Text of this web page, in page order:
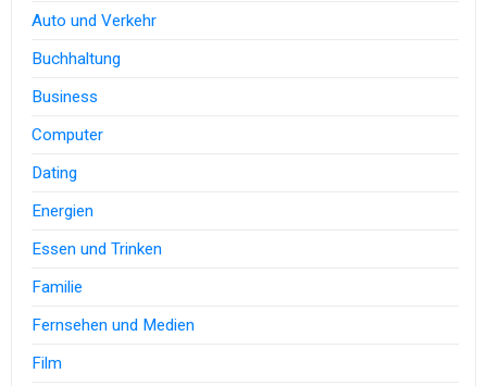
Auto und Verkehr
Buchhaltung
Business
Computer
Dating
Energien
Essen und Trinken
Familie
Fernsehen und Medien
Film